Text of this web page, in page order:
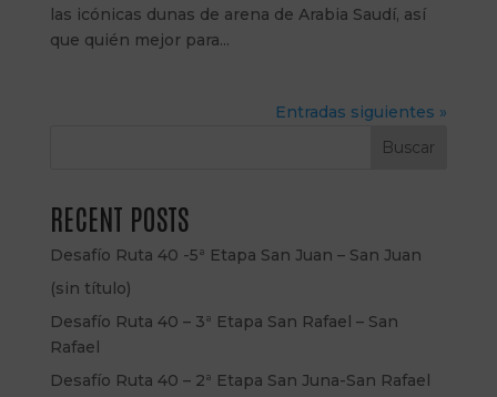
las icónicas dunas de arena de Arabia Saudí, así
que quién mejor para...
Entradas siguientes »
Buscar
RECENT POSTS
Desafío Ruta 40 -5ª Etapa San Juan – San Juan
(sin título)
Desafío Ruta 40 – 3ª Etapa San Rafael – San
Rafael
Desafío Ruta 40 – 2ª Etapa San Juna-San Rafael